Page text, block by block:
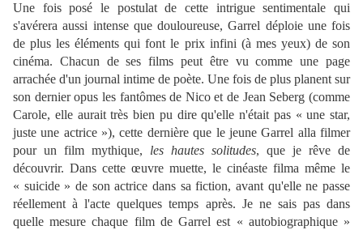
Une fois posé le postulat de cette intrigue sentimentale qui
s'avérera aussi intense que douloureuse, Garrel déploie une fois
de plus les éléments qui font le prix infini (à mes yeux) de son
cinéma. Chacun de ses films peut être vu comme une page
arrachée d'un journal intime de poète. Une fois de plus planent sur
son dernier opus les fantômes de Nico et de Jean Seberg (comme
Carole, elle aurait très bien pu dire qu'elle n'était pas « une star,
juste une actrice »), cette dernière que le jeune Garrel alla filmer
pour un film mythique, les hautes solitudes, que je rêve de
découvrir. Dans cette œuvre muette, le cinéaste filma même le
« suicide » de son actrice dans sa fiction, avant qu'elle ne passe
réellement à l'acte quelques temps après. Je ne sais pas dans
quelle mesure chaque film de Garrel est « autobiographique »